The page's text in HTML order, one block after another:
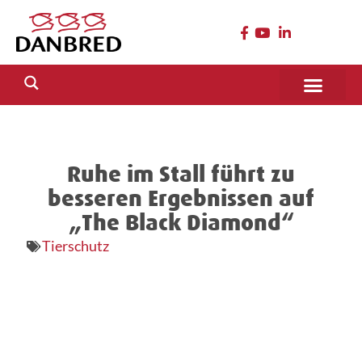
Ruhe im Stall führt zu
besseren Ergebnissen auf
„The Black Diamond“
Tierschutz